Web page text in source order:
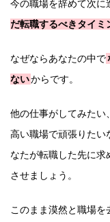
今の職場を辞めて次に
だ転職するべきタイミ
なぜならあなたの中で
ないからです。
他の仕事がしてみたい
高い職場で頑張りたい
なたが転職した先に求
させましょう。
このまま漠然と職場